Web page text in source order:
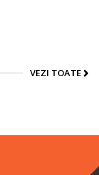
VEZI TOATE